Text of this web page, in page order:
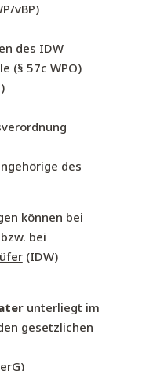
vBP)
des IDW
(§ 57c WPO)
des
können bei
bei
(IDW)
unterliegt im
gesetzlichen